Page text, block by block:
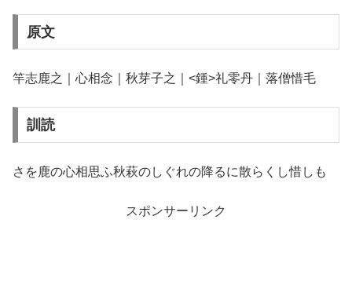
原文
竿志鹿之｜心相念｜秋芽子之｜<鍾>礼零丹｜落僧惜毛
訓読
さを鹿の心相思ふ秋萩のしぐれの降るに散らくし惜しも
スポンサーリンク